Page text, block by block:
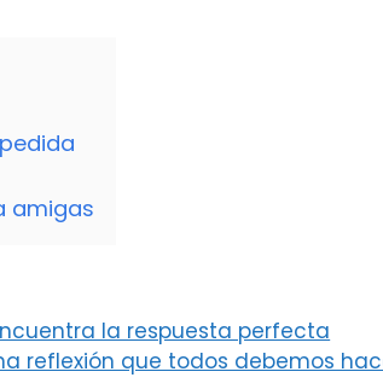
amigas
la respuesta perfecta
reflexión que todos debemos